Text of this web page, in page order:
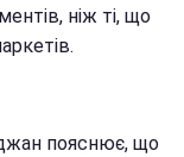
ніж ті, що
пояснює, що